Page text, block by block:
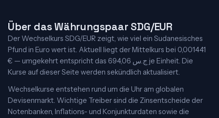
Über das Währungspaar SDG/EUR
Der Wechselkurs SDG/EUR zeigt, wie viel ein Sudanesisches
Pfund in Euro wert ist. Aktuell liegt der Mittelkurs bei 0,001441
€ — umgekehrt entspricht das 694,06 ج.س je Einheit. Die
Kurse auf dieser Seite werden sekündlich aktualisiert.
Wechselkurse entstehen rund um die Uhr am globalen
Devisenmarkt. Wichtige Treiber sind die Zinsentscheide der
Notenbanken, Inflations- und Konjunkturdaten sowie die